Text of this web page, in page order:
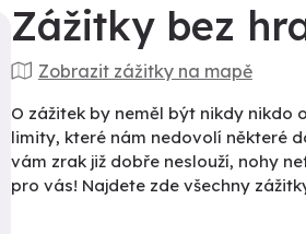
Zážitky bez
Zobrazit zážitky na mapě
O zážitek by neměl být nikdy nikdo
limity, které nám nedovolí některé
vám zrak již dobře neslouží, nohy
pro vás! Najdete zde všechny